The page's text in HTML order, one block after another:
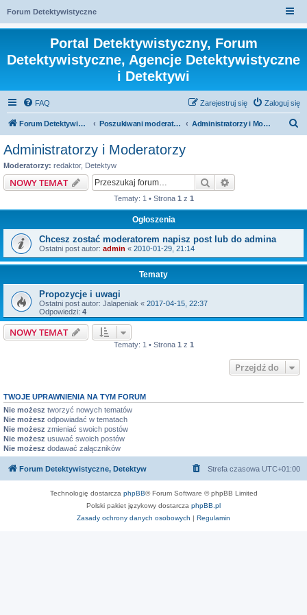
Forum Detektywistyczne
Portal Detektywistyczny, Forum
Detektywistyczne, Agencje Detektywistyczne
i Detektywi
FAQ Zaloguj się
Zarejestruj się
Forum Detektywistyczne, Detektyw Poszukiwani moderatorzy Administratorzy i Moderatorzy
Administratorzy i Moderatorzy
Moderatorzy: redaktor, Detektyw
NOWY TEMAT Szukaj
Tematy: 1 • Strona 1 z 1
Ogłoszenia
Chcesz zostać moderatorem napisz post lub do admina
Ostatni post autor: admin « 2010-01-29, 21:14
Tematy
Propozycje i uwagi
Ostatni post autor: Jalapeniak « 2017-04-15, 22:37
Odpowiedzi: 4
NOWY TEMAT
Tematy: 1 • Strona 1 z 1
Przejdź do
TWOJE UPRAWNIENIA NA TYM FORUM
Nie możesz tworzyć nowych tematów
Nie możesz odpowiadać w tematach
Nie możesz zmieniać swoich postów
Nie możesz usuwać swoich postów
Nie możesz dodawać załączników
Forum Detektywistyczne, Detektyw Strefa czasowa UTC+01:00
Technologię dostarcza phpBB® Forum Software © phpBB Limited
Polski pakiet językowy dostarcza phpBB.pl
Zasady ochrony danych osobowych | Regulamin